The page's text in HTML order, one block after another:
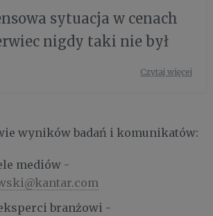
sytuacja w cenach
nigdy taki nie był
Czytaj więcej
wyników badań i komunikatów:
mediów -
branżowi -